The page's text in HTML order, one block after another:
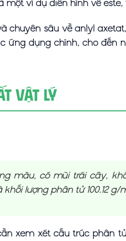
một ví dụ điển hình về
chuyên sâu về anlyl
ứng dụng chính, cho đến
Vật Lý
màu, có mùi trái cây,
lượng phân tử 100.12 g/
xem xét cấu trúc phân